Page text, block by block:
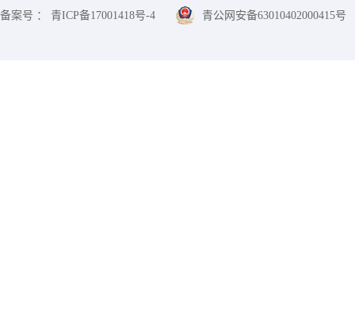
备案号 ： 青ICP备17001418号-4 青公网安备63010402000415号